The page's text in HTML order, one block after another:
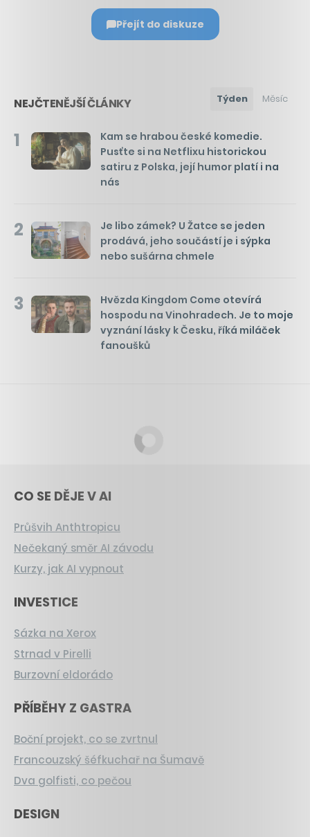
Přejít do diskuze
NEJČTENĚJŠÍ ČLÁNKY Týden Měsíc
1
Kam se hrabou české komedie.
Pusťte si na Netflixu historickou
satiru z Polska, její humor platí i na
nás
2
Je libo zámek? U Žatce se jeden
prodává, jeho součástí je i sýpka
nebo sušárna chmele
3
Hvězda Kingdom Come otevírá
hospodu na Vinohradech. Je to moje
vyznání lásky k Česku, říká miláček
fanoušků
CO SE DĚJE V AI
Průšvih Anthtropicu
Nečekaný směr AI závodu
Kurzy, jak AI vypnout
INVESTICE
Sázka na Xerox
Strnad v Pirelli
Burzovní eldorádo
PŘÍBĚHY Z GASTRA
Boční projekt, co se zvrtnul
Francouzský šéfkuchař na Šumavě
Dva golfisti, co pečou
DESIGN